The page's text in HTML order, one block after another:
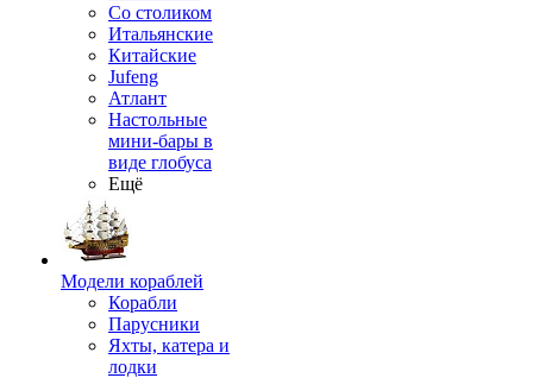
Со столиком
Итальянские
Китайские
Jufeng
Атлант
Настольные
мини-бары в
виде глобуса
Ещё
Модели кораблей
Корабли
Парусники
Яхты, катера и
лодки